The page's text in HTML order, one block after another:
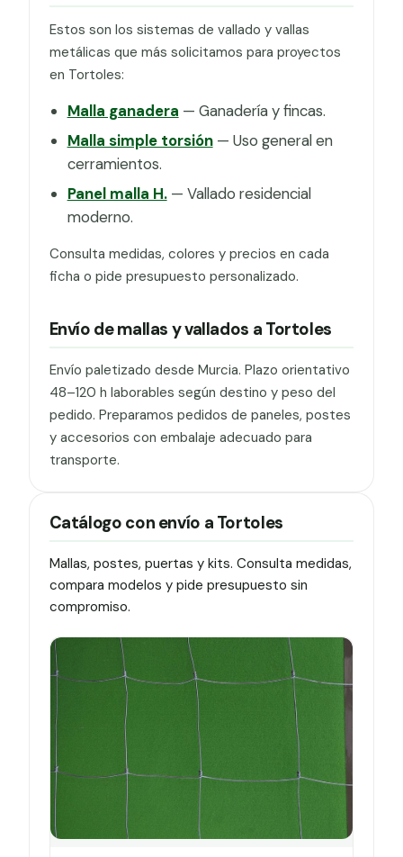
Estos son los sistemas de vallado y vallas
metálicas que más solicitamos para proyectos
en Tortoles:
Malla ganadera — Ganadería y fincas.
Malla simple torsión— Uso general en
cerramientos.
Panel malla H.— Vallado residencial
moderno.
Consulta medidas, colores y precios en cada
ficha o pide presupuesto personalizado.
Envío de mallas y vallados a Tortoles
Envío paletizado desde Murcia. Plazo orientativo
48–120 h laborables según destino y peso del
pedido. Preparamos pedidos de paneles, postes
y accesorios con embalaje adecuado para
transporte.
Catálogo con envío a Tortoles
Mallas, postes, puertas y kits. Consulta medidas,
compara modelos y pide presupuesto sin
compromiso.